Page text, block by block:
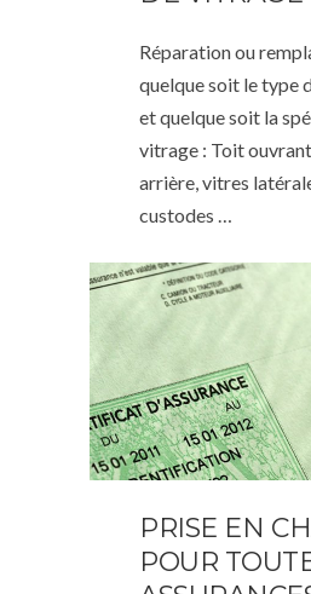
Réparation ou
quelque soit le type
et quelque soit la
vitrage : Toit
arrière, vitres
custodes …
PRISE EN
POUR